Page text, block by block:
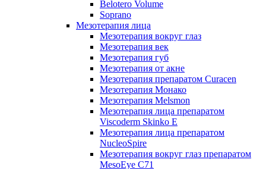
Belotero Volume
Soprano
Мезотерапия лица
Мезотерапия вокруг глаз
Мезотерапия век
Мезотерапия губ
Мезотерапия от акне
Мезотерапия препаратом Curacen
Мезотерапия Монако
Мезотерапия Melsmon
Мезотерапия лица препаратом
Viscoderm Skinko E
Мезотерапия лица препаратом
NucleoSpire
Мезотерапия вокруг глаз препаратом
MesoEye С71